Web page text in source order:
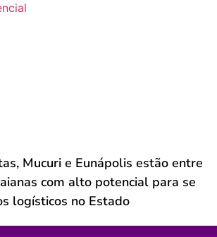
Mucuri e Eunápolis estão entre
com alto potencial para se
logísticos no Estado